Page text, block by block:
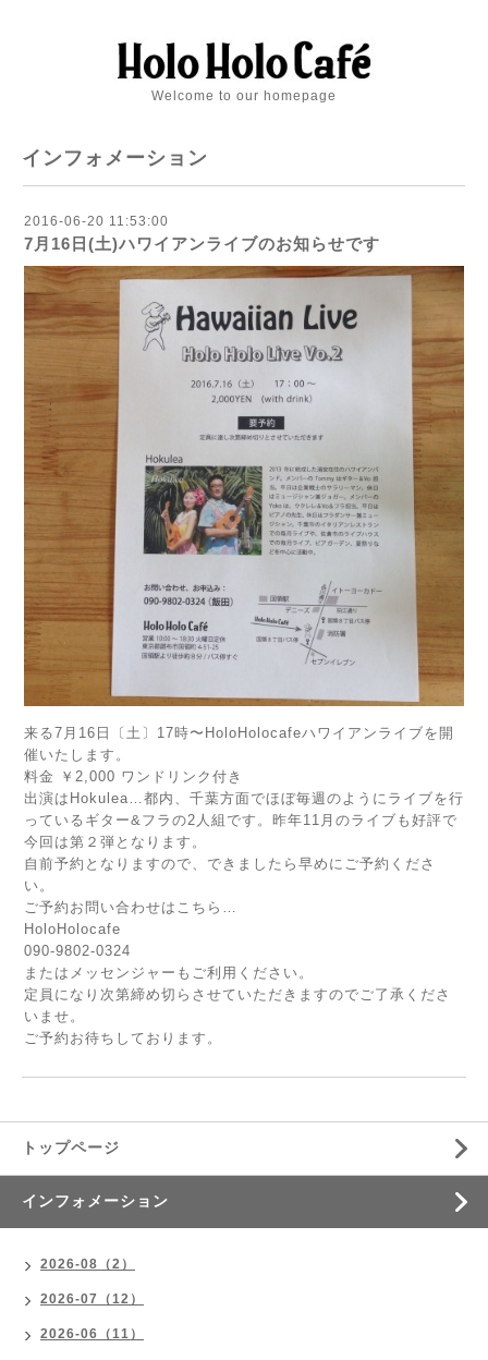
Welcome to our homepage
インフォメーション
2016-06-20 11:53:00
7月16日(土)ハワイアンライブのお知らせです
来る7月16日〔土〕17時〜HoloHolocafeハワイアンライブを開
催いたします。
料金 ￥2,000 ワンドリンク付き
出演はHokulea…都内、千葉方面でほぼ毎週のようにライブを行
っているギター&フラの2人組です。昨年11月のライブも好評で
今回は第２弾となります。
自前予約となりますので、できましたら早めにご予約くださ
い。
ご予約お問い合わせはこちら…
HoloHolocafe
090-9802-0324
またはメッセンジャーもご利用ください。
定員になり次第締め切らさせていただきますのでご了承くださ
いませ。
ご予約お待ちしております。
トップページ
インフォメーション
2026-08（2）
2026-07（12）
2026-06（11）